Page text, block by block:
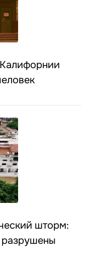
шторм:
разрушены